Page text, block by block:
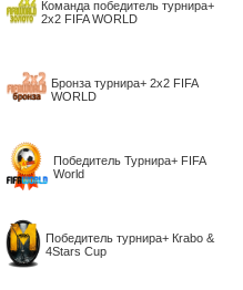
Команда победитель турнира+
2х2 FIFA WORLD
Бронза турнира+ 2х2 FIFA
WORLD
Победитель Турнира+ FIFA
World
Победитель турнира+ Кrabo &
4Stars Cup